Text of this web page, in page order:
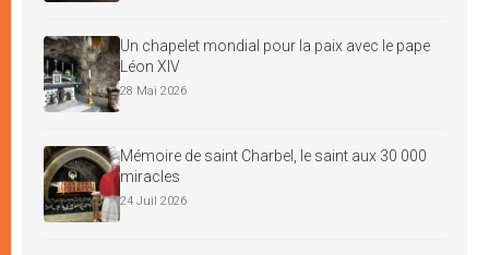
Un chapelet mondial pour la paix avec le pape
Léon XIV
28 Mai 2026
Mémoire de saint Charbel, le saint aux 30 000
miracles
24 Juil 2026